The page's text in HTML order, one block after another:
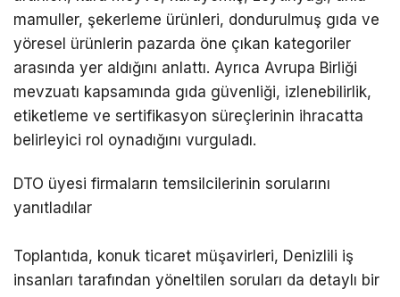
mamuller, şekerleme ürünleri, dondurulmuş gıda ve
yöresel ürünlerin pazarda öne çıkan kategoriler
arasında yer aldığını anlattı. Ayrıca Avrupa Birliği
mevzuatı kapsamında gıda güvenliği, izlenebilirlik,
etiketleme ve sertifikasyon süreçlerinin ihracatta
belirleyici rol oynadığını vurguladı.
DTO üyesi firmaların temsilcilerinin sorularını
yanıtladılar
Toplantıda, konuk ticaret müşavirleri, Denizlili iş
insanları tarafından yöneltilen soruları da detaylı bir